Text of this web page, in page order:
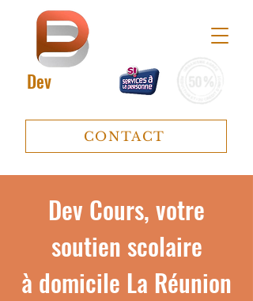
CONTACT
Dev
Dev Cours, votre
soutien scolaire
à domicile La Réunion